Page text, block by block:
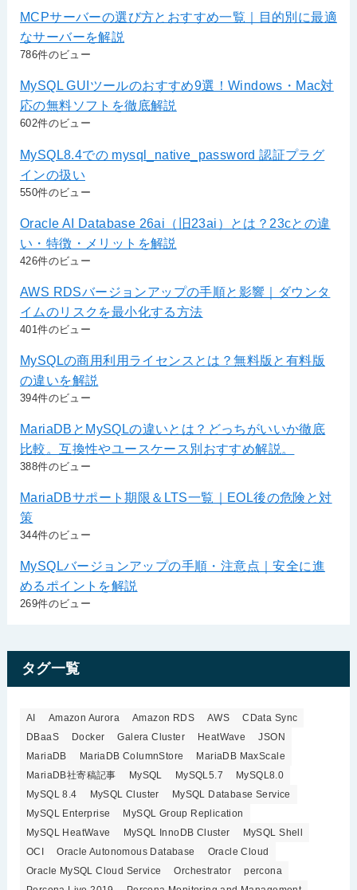
MCPサーバーの選び方とおすすめ一覧｜目的別に最適
なサーバーを解説
786件のビュー
MySQL GUIツールのおすすめ9選！Windows・Mac対
応の無料ソフトを徹底解説
602件のビュー
MySQL8.4での mysql_native_password 認証プラグ
インの扱い
550件のビュー
Oracle AI Database 26ai（旧23ai）とは？23cとの違
い・特徴・メリットを解説
426件のビュー
AWS RDSバージョンアップの手順と影響｜ダウンタ
イムのリスクを最小化する方法
401件のビュー
MySQLの商用利用ライセンスとは？無料版と有料版
の違いを解説
394件のビュー
MariaDBとMySQLの違いとは？どっちがいいか徹底
比較。互換性やユースケース別おすすめ解説。
388件のビュー
MariaDBサポート期限＆LTS一覧｜EOL後の危険と対
策
344件のビュー
MySQLバージョンアップの手順・注意点｜安全に進
めるポイントを解説
269件のビュー
タグ一覧
AI Amazon Aurora Amazon RDS AWS
CData Sync
DBaaS
Docker Galera Cluster HeatWave
JSON
MariaDB
MariaDB ColumnStore
MariaDB MaxScale
MariaDB社寄稿記事
MySQL MySQL5.7
MySQL8.0
MySQL 8.4
MySQL Cluster
MySQL Database Service
MySQL Enterprise
MySQL Group Replication
MySQL HeatWave
MySQL InnoDB Cluster
MySQL Shell
OCI
Oracle Autonomous Database
Oracle Cloud
Oracle MySQL Cloud Service
Orchestrator
percona